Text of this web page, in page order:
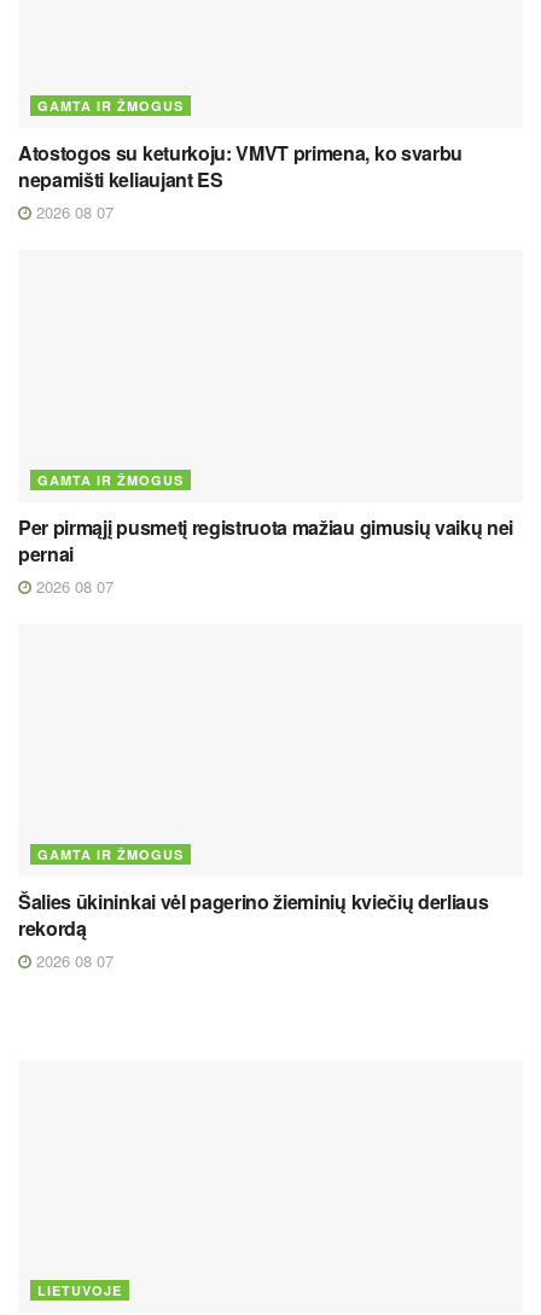
GAMTA IR ŽMOGUS
Atostogos su keturkoju: VMVT primena, ko svarbu
nepamišti keliaujant ES
2026 08 07
GAMTA IR ŽMOGUS
Per pirmąjį pusmetį registruota mažiau gimusių vaikų nei
pernai
2026 08 07
GAMTA IR ŽMOGUS
Šalies ūkininkai vėl pagerino žieminių kviečių derliaus
rekordą
2026 08 07
LIETUVOJE